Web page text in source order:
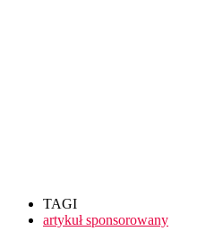
TAGI
artykuł sponsorowany